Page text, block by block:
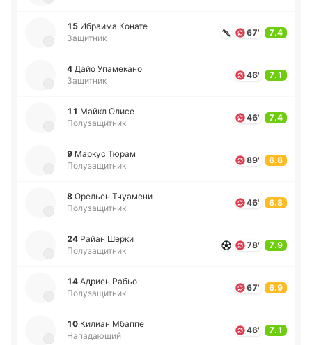
15 Ибраи­ма Конате
Защитник
67' 7.4
4 Дайо Упа­ме­ка­но
Защитник
46' 7.1
11 Майкл Олисе
Полузащитник
46' 7.4
9 Маркус Тюрам
Полузащитник
89' 6.8
8 Оре­льен Тчуа­ме­ни
Полузащитник
46' 6.8
24 Райан Шерки
Полузащитник
78' 7.9
14 Адриен Рабьо
Полузащитник
67' 6.9
10 Килиан Мбаппе
Нападающий
46' 7.1